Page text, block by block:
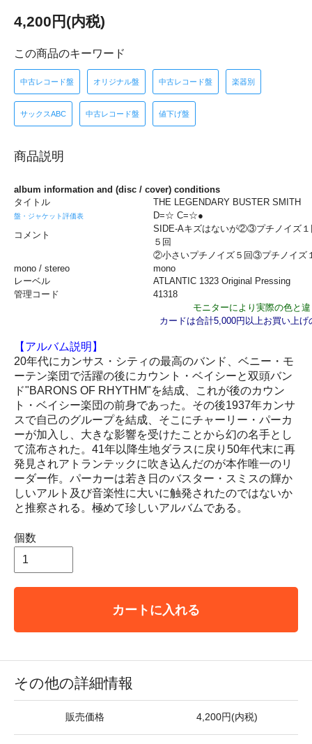
4,200円(内税)
この商品のキーワード
中古レコード盤 オリジナル盤 中古レコード盤 楽器別
サックスABC 中古レコード盤 値下げ盤
商品説明
album information and (disc / cover) conditions
タイトル
THE LEGENDARY BUSTER SMITH
盤・ジャケット評価表
D=☆ C=☆●
コメント
SIDE-Aキズはないが②③プチノイズ
５回
②小さいプチノイズ５回③プチノイズ
mono / stereo
mono
レーベル
ATLANTIC 1323 Original Pressing
管理コード
41318
モニターにより実際の色と
カードは合計5,000円以上お買い上
【アルバム説明】
20年代にカンサス・シティの最高のバンド、ベニー・モ
ーテン楽団で活躍の後にカウント・ベイシーと双頭バン
ド"BARONS OF RHYTHM"を結成、これが後のカウン
ト・ベイシー楽団の前身であった。その後1937年カンサ
スで自己のグループを結成、そこにチャーリー・パーカ
ーが加入し、大きな影響を受けたことから幻の名手とし
て流布された。41年以降生地ダラスに戻り50年代末に再
発見されアトランテックに吹き込んだのが本作唯一のリ
ーダー作。パーカーは若き日のバスター・スミスの輝か
しいアルト及び音楽性に大いに触発されたのではないか
と推察される。極めて珍しいアルバムである。
個数
カートに入れる
その他の詳細情報
販売価格 4,200円(内税)